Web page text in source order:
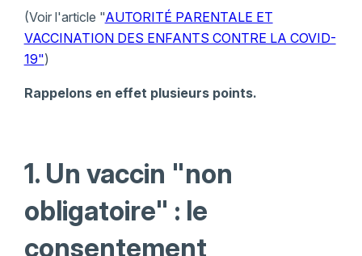
(Voir l'article "AUTORITÉ PARENTALE ET
VACCINATION DES ENFANTS CONTRE LA COVID-
19")
Rappelons en effet plusieurs points.
1. Un vaccin "non
obligatoire" : le
consentement